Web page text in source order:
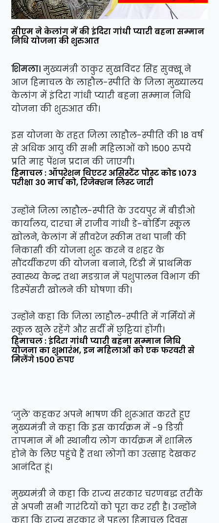
सीएम ने केलांग में की इंदिरा गांधी प्यारी बहना सम्मान
निधि योजना की शुरुआत
शिमला। मुख्यमंत्री ठाकुर सुखविंदर सिंह सुक्खू ने
आज हिमाचल के लाहौल-स्पीति के जिला मुख्यालय
केलांग में इंदिरा गांधी प्यारी बहना सम्मान निधि
योजना की शुरुआत की।
इस योजना के तहत जिला लाहौल-स्पीति की 18 वर्ष
से अधिक आयु की सभी महिलाओं को 1500 रुपये
प्रति माह पेंशन प्रदान की जाएगी।
हिमाचल : ऑपरेशन थिएटर असिस्टेंट पोस्ट कोड 1073
परीक्षा 30 मार्च को, रिजेक्शन लिस्ट जारी
उन्होंने जिला लाहौल-स्पीति के उदयपुर में बीडीओ
कार्यालय, दारचा में राजीव गांधी डे-बोर्डिंग स्कूल
खोलने, केलांग में सीवरेज स्कीम तथा पानी की
निकासी की योजना शुरू करने व शहर के
सौंदर्यीकरण की योजना बनाने, टिंडी में प्राथमिक
स्वास्थ्य केन्द्र तथा मडग्रान में पशुपालन विभाग की
डिस्पेंसरी खोलने की घोषणा की।
उन्होंने कहा कि जिला लाहौल-स्पीति में गर्मियों में
स्कूल खुले रहेंगे और सर्दी में छुट्टियां होंगी।
हिमाचल : इंदिरा गांधी प्यारी बहना सम्मान निधि
योजना का शुभारंभ, इन महिलाओं को एक फरवरी से
मिलेंगे 1500 रुपए
‘जुले’ कहकर अपने भाषण की शुरूआत करते हुए
मुख्यमंत्री ने कहा कि इस कार्यक्रम में -9 डिग्री
तापमान में भी स्थानीय लोग कार्यक्रम में शामिल
होने के लिए पहुंचे हैं तथा लोगों का उत्साह देखकर
आनंदित हूं।
मुख्यमंत्री ने कहा कि राज्य सरकार चरणबद्ध तरीके
से अपनी सभी गारंटियों को पूरा कर रही है। उन्होंने
कहा कि राज्य सरकार ने पहला हिमाचल दिवस